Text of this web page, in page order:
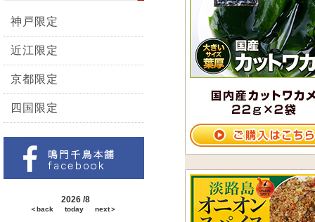
神戸限定
近江限定
京都限定
四国限定